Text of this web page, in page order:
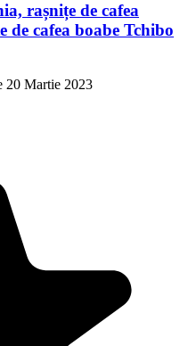
rașnițe de cafea
de cafea boabe Tchibo
20 Martie 2023